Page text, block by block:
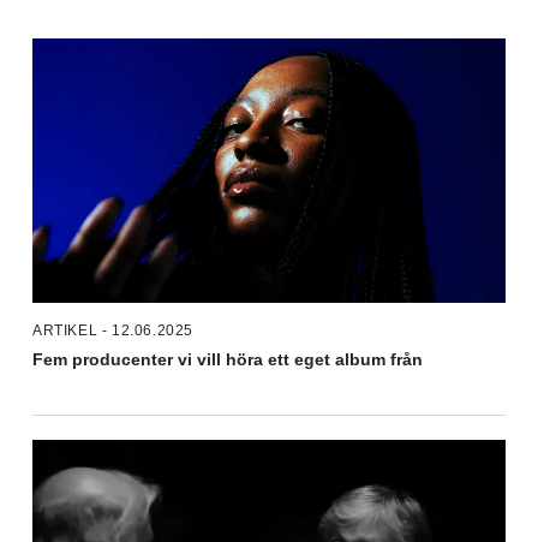
ARTIKEL - 12.06.2025
Fem producenter vi vill höra ett eget album från